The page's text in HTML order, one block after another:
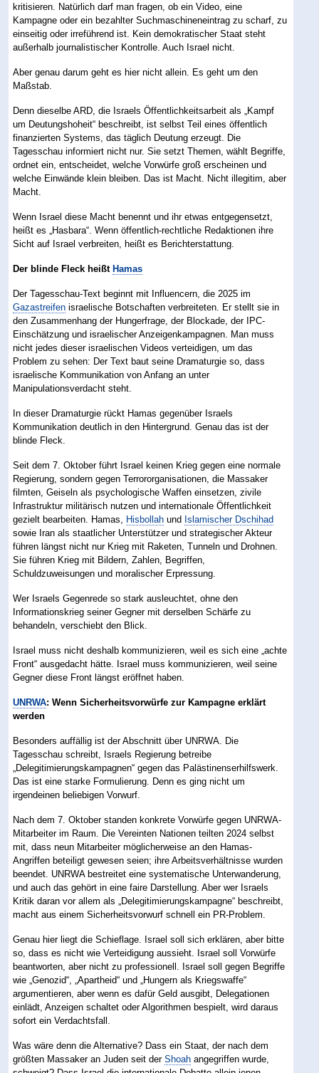
kritisieren. Natürlich darf man fragen, ob ein Video, eine
Kampagne oder ein bezahlter Suchmaschineneintrag zu scharf, zu
einseitig oder irreführend ist. Kein demokratischer Staat steht
außerhalb journalistischer Kontrolle. Auch Israel nicht.
Aber genau darum geht es hier nicht allein. Es geht um den
Maßstab.
Denn dieselbe ARD, die Israels Öffentlichkeitsarbeit als „Kampf
um Deutungshoheit“ beschreibt, ist selbst Teil eines öffentlich
finanzierten Systems, das täglich Deutung erzeugt. Die
Tagesschau informiert nicht nur. Sie setzt Themen, wählt Begriffe,
ordnet ein, entscheidet, welche Vorwürfe groß erscheinen und
welche Einwände klein bleiben. Das ist Macht. Nicht illegitim, aber
Macht.
Wenn Israel diese Macht benennt und ihr etwas entgegensetzt,
heißt es „Hasbara“. Wenn öffentlich-rechtliche Redaktionen ihre
Sicht auf Israel verbreiten, heißt es Berichterstattung.
Der blinde Fleck heißt Hamas
Der Tagesschau-Text beginnt mit Influencern, die 2025 im
Gazastreifen israelische Botschaften verbreiteten. Er stellt sie in
den Zusammenhang der Hungerfrage, der Blockade, der IPC-
Einschätzung und israelischer Anzeigenkampagnen. Man muss
nicht jedes dieser israelischen Videos verteidigen, um das
Problem zu sehen: Der Text baut seine Dramaturgie so, dass
israelische Kommunikation von Anfang an unter
Manipulationsverdacht steht.
In dieser Dramaturgie rückt Hamas gegenüber Israels
Kommunikation deutlich in den Hintergrund. Genau das ist der
blinde Fleck.
Seit dem 7. Oktober führt Israel keinen Krieg gegen eine normale
Regierung, sondern gegen Terrororganisationen, die Massaker
filmten, Geiseln als psychologische Waffen einsetzen, zivile
Infrastruktur militärisch nutzen und internationale Öffentlichkeit
gezielt bearbeiten. Hamas,
Hisbollah und Islamischer Dschihad
sowie Iran als staatlicher Unterstützer und strategischer Akteur
führen längst nicht nur Krieg mit Raketen, Tunneln und Drohnen.
Sie führen Krieg mit Bildern, Zahlen, Begriffen,
Schuldzuweisungen und moralischer Erpressung.
Wer Israels Gegenrede so stark ausleuchtet, ohne den
Informationskrieg seiner Gegner mit derselben Schärfe zu
behandeln, verschiebt den Blick.
Israel muss nicht deshalb kommunizieren, weil es sich eine „achte
Front“ ausgedacht hätte. Israel muss kommunizieren, weil seine
Gegner diese Front längst eröffnet haben.
UNRWA: Wenn Sicherheitsvorwürfe zur Kampagne erklärt
werden
Besonders auffällig ist der Abschnitt über UNRWA. Die
Tagesschau schreibt, Israels Regierung betreibe
„Delegitimierungskampagnen“ gegen das Palästinenserhilfswerk.
Das ist eine starke Formulierung. Denn es ging nicht um
irgendeinen beliebigen Vorwurf.
Nach dem 7. Oktober standen konkrete Vorwürfe gegen UNRWA-
Mitarbeiter im Raum. Die Vereinten Nationen teilten 2024 selbst
mit, dass neun Mitarbeiter möglicherweise an den Hamas-
Angriffen beteiligt gewesen seien; ihre Arbeitsverhältnisse wurden
beendet. UNRWA bestreitet eine systematische Unterwanderung,
und auch das gehört in eine faire Darstellung. Aber wer Israels
Kritik daran vor allem als „Delegitimierungskampagne“ beschreibt,
macht aus einem Sicherheitsvorwurf schnell ein PR-Problem.
Genau hier liegt die Schieflage. Israel soll sich erklären, aber bitte
so, dass es nicht wie Verteidigung aussieht. Israel soll Vorwürfe
beantworten, aber nicht zu professionell. Israel soll gegen Begriffe
wie „Genozid“, „Apartheid“ und „Hungern als Kriegswaffe“
argumentieren, aber wenn es dafür Geld ausgibt, Delegationen
einlädt, Anzeigen schaltet oder Algorithmen bespielt, wird daraus
sofort ein Verdachtsfall.
Was wäre denn die Alternative? Dass ein Staat, der nach dem
größten Massaker an Juden seit derShoah angegriffen wurde,